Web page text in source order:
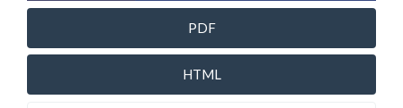
PDF
HTML